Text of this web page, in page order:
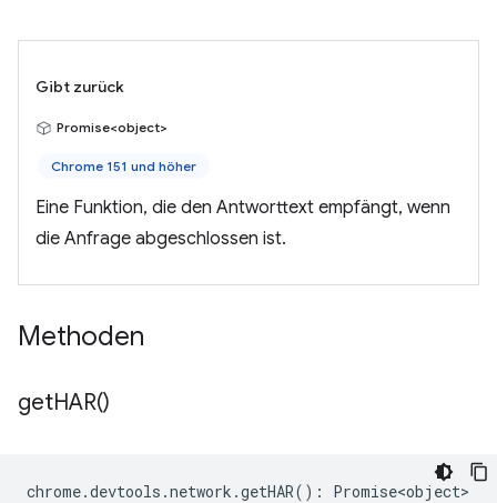
Gibt zurück
Promise<object>
Chrome 151 und höher
Eine Funktion, die den Antworttext empfängt, wenn
die Anfrage abgeschlossen ist.
Methoden
getHAR()
chrome.devtools .network .getHAR() : Promise<object>